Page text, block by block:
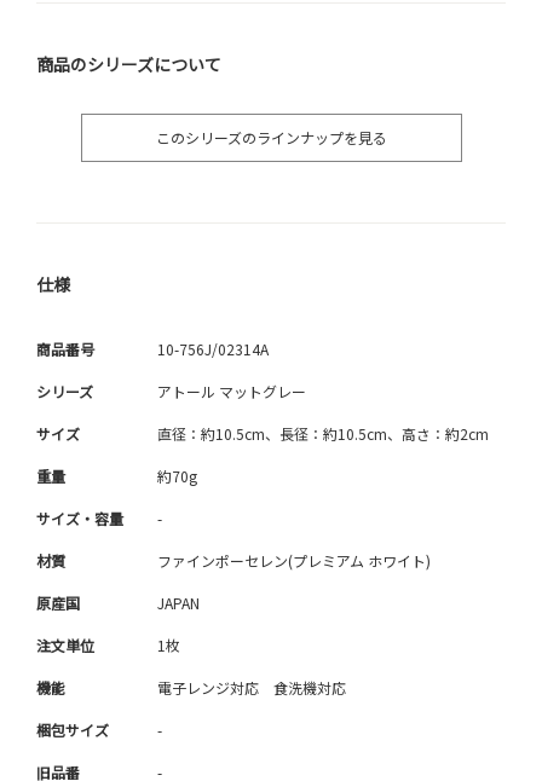
商品のシリーズについて
このシリーズのラインナップを見る
仕様
商品番号 10-756J/02314A
シリーズ アトール マットグレー
サイズ 直径：約10.5cm、長径：約10.5cm、高さ：約2cm
重量 約70g
サイズ・容量 -
材質 ファインポーセレン(プレミアム ホワイト)
原産国 JAPAN
注文単位 1枚
機能 電子レンジ対応 食洗機対応
梱包サイズ -
旧品番 -